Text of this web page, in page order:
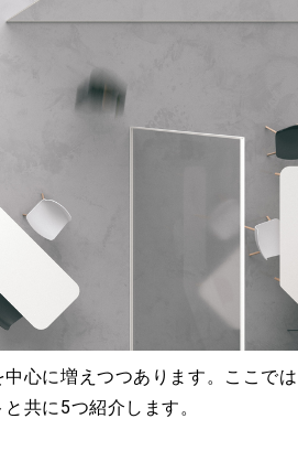
心に増えつつあります。ここで
共に5つ紹介します。